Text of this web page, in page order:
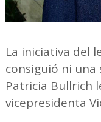
La iniciativa del
consiguió ni una
Patricia Bullrich
vicepresidenta